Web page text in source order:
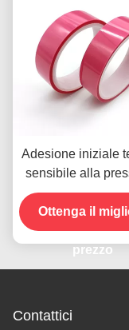
Adesione iniziale
sensibile alla
del nastro 8N del
alta
Ottenga il
prezzo
Contattici